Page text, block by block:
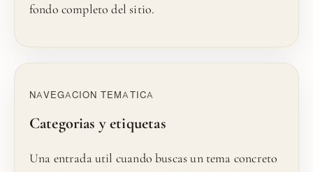
fondo completo del sitio.
NAVEGACION TEMATICA
Categorias y etiquetas
Una entrada util cuando buscas un tema concreto